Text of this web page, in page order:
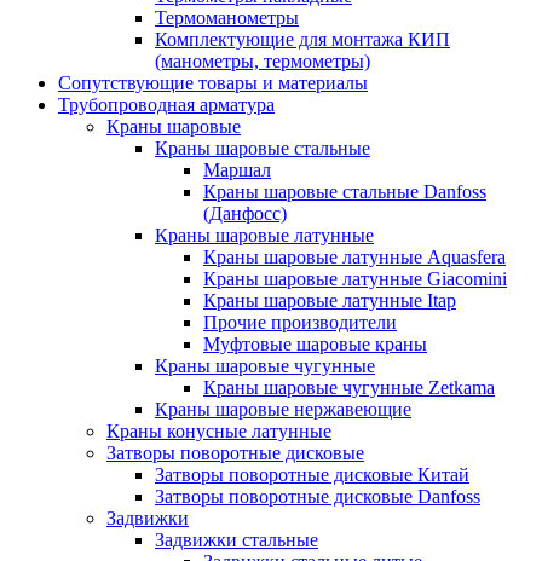
Термоманометры
Комплектующие для монтажа КИП
(манометры, термометры)
Сопутствующие товары и материалы
Трубопроводная арматура
Краны шаровые
Краны шаровые стальные
Маршал
Краны шаровые стальные Danfoss
(Данфосс)
Краны шаровые латунные
Краны шаровые латунные Aquasfera
Краны шаровые латунные Giacomini
Краны шаровые латунные Itap
Прочие производители
Муфтовые шаровые краны
Краны шаровые чугунные
Краны шаровые чугунные Zetkama
Краны шаровые нержавеющие
Краны конусные латунные
Затворы поворотные дисковые
Затворы поворотные дисковые Китай
Затворы поворотные дисковые Danfoss
Задвижки
Задвижки стальные